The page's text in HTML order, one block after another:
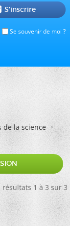
Se souvenir de moi ?
S'inscrire
de la science
résultats 1 à 3 sur 3